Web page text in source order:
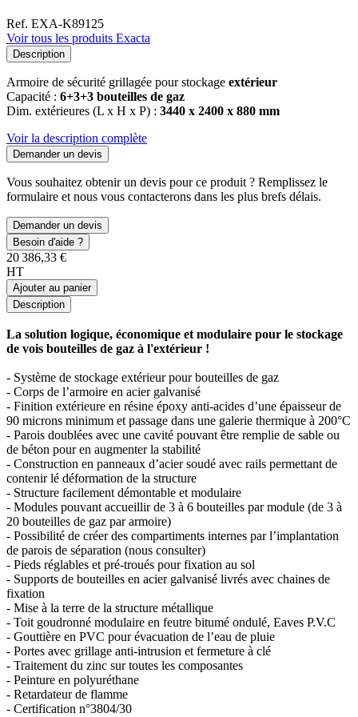
Ref. EXA-K89125
Voir tous les produits Exacta
Description
Armoire de sécurité grillagée pour stockage extérieur
Capacité : 6+3+3 bouteilles de gaz
Dim. extérieures (L x H x P) : 3440 x 2400 x 880 mm
Voir la description complète
Demander un devis
Vous souhaitez obtenir un devis pour ce produit ? Remplissez le
formulaire et nous vous contacterons dans les plus brefs délais.
Demander un devis
Besoin d'aide ?
20 386,33 €
HT
Ajouter au panier
Description
La solution logique, économique et modulaire pour le stockage
de vois bouteilles de gaz à l'extérieur !
- Système de stockage extérieur pour bouteilles de gaz
- Corps de l’armoire en acier galvanisé
- Finition extérieure en résine époxy anti-acides d’une épaisseur de
90 microns minimum et passage dans une galerie thermique à 200°C
- Parois doublées avec une cavité pouvant être remplie de sable ou
de béton pour en augmenter la stabilité
- Construction en panneaux d’acier soudé avec rails permettant de
contenir lé déformation de la structure
- Structure facilement démontable et modulaire
- Modules pouvant accueillir de 3 à 6 bouteilles par module (de 3 à
20 bouteilles de gaz par armoire)
- Possibilité de créer des compartiments internes par l’implantation
de parois de séparation (nous consulter)
- Pieds réglables et pré-troués pour fixation au sol
- Supports de bouteilles en acier galvanisé livrés avec chaines de
fixation
- Mise à la terre de la structure métallique
- Toit goudronné modulaire en feutre bitumé ondulé, Eaves P.V.C
- Gouttière en PVC pour évacuation de l’eau de pluie
- Portes avec grillage anti-intrusion et fermeture à clé
- Traitement du zinc sur toutes les composantes
- Peinture en polyuréthane
- Retardateur de flamme
- Certification n°3804/30